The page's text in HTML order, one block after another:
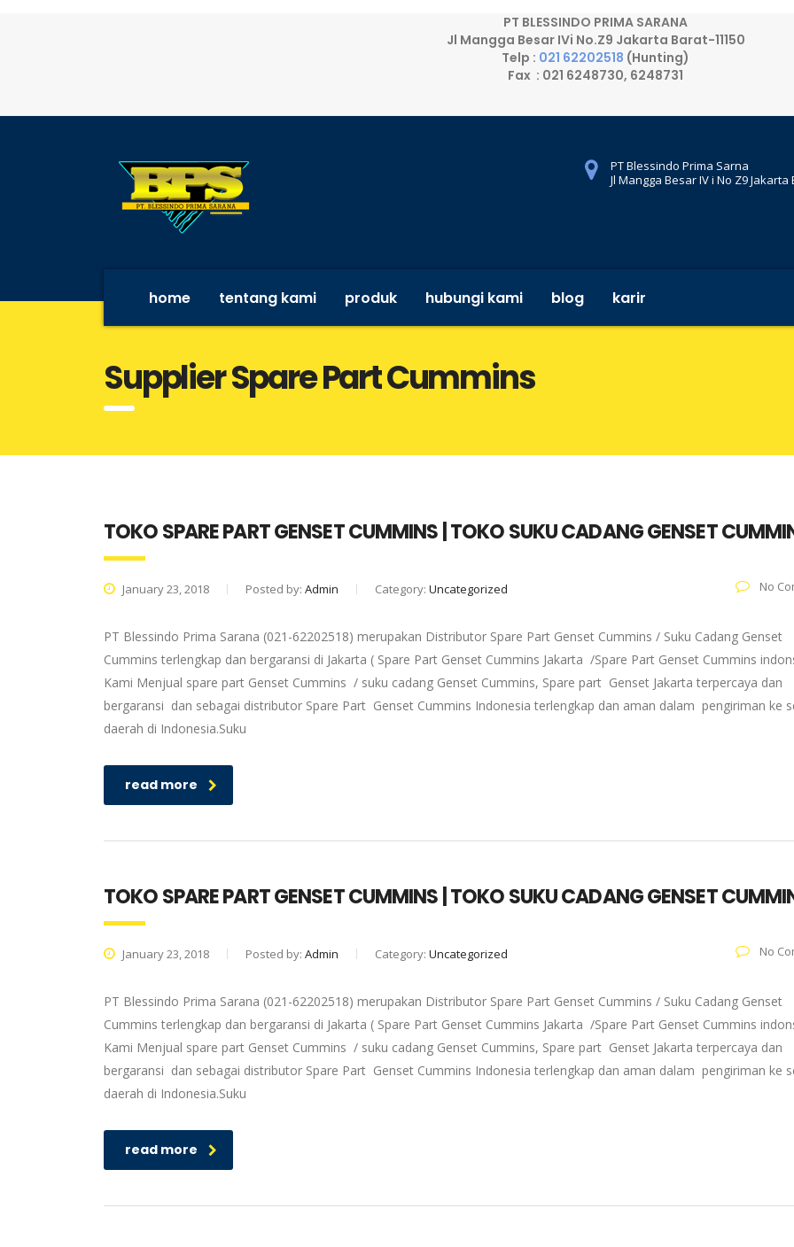
PT BLESSINDO PRIMA SARANA
Jl Mangga Besar IVi No.Z9 Jakarta Barat-11150
Telp : 021 62202518 (Hunting)
Fax : 021 6248730, 6248731
PT Blessindo Prima Sarna
Jl Mangga Besar IV i No Z9 Jakarta
home tentang kami produk hubungi kami blog karir
Supplier Spare Part Cummins
TOKO SPARE PART GENSET CUMMINS | TOKO SUKU CADANG GENSET
January 23, 2018 Posted by: Admin Category: Uncategorized No
PT Blessindo Prima Sarana (021-62202518) merupakan Distributor Spare Part Genset Cummins / Suku Cadang Genset
Cummins terlengkap dan bergaransi di Jakarta ( Spare Part Genset Cummins Jakarta /Spare Part Genset Cummins
Kami Menjual spare part Genset Cummins / suku cadang Genset Cummins, Spare part Genset Jakarta terpercaya dan
bergaransi dan sebagai distributor Spare Part Genset Cummins Indonesia terlengkap dan aman dalam pengiriman ke
daerah di Indonesia.Suku
read more
TOKO SPARE PART GENSET CUMMINS | TOKO SUKU CADANG GENSET
January 23, 2018 Posted by: Admin Category: Uncategorized No
PT Blessindo Prima Sarana (021-62202518) merupakan Distributor Spare Part Genset Cummins / Suku Cadang Genset
Cummins terlengkap dan bergaransi di Jakarta ( Spare Part Genset Cummins Jakarta /Spare Part Genset Cummins
Kami Menjual spare part Genset Cummins / suku cadang Genset Cummins, Spare part Genset Jakarta terpercaya dan
bergaransi dan sebagai distributor Spare Part Genset Cummins Indonesia terlengkap dan aman dalam pengiriman ke
daerah di Indonesia.Suku
read more